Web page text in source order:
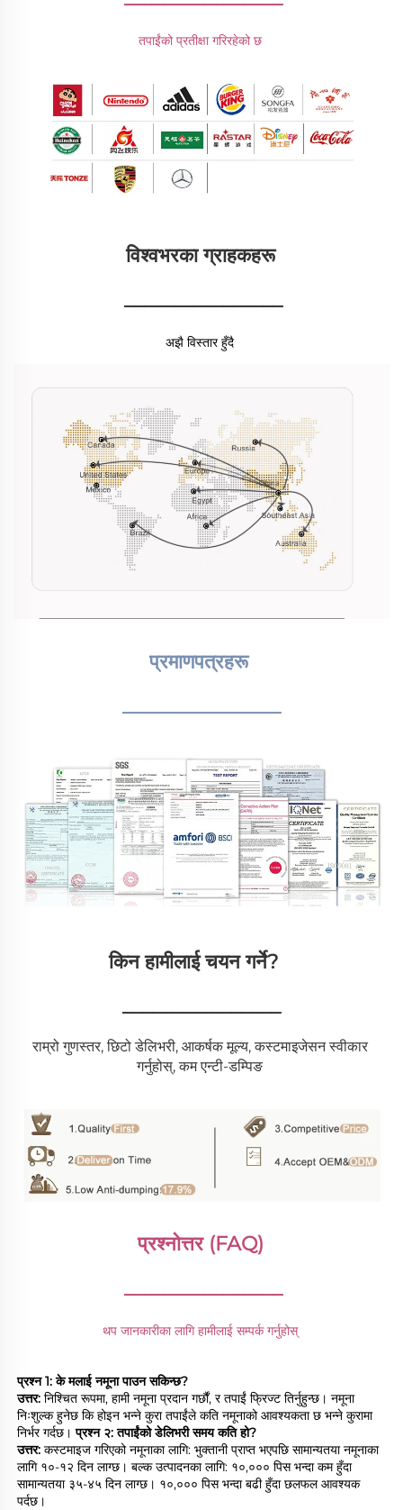
तपाईंको प्रतीक्षा गरिरहेको छ
विश्वभरका ग्राहकहरू
________________
अझै विस्तार हुँदै
प्रमाणपत्रहरू
________________
किन हामीलाई चयन गर्ने?
________________
राम्रो गुणस्तर, छिटो डेलिभरी, आकर्षक मूल्य, कस्टमाइजेसन स्वीकार
गर्नुहोस्, कम एन्टी-डम्पिङ
प्रश्नोत्तर (FAQ)
________________
थप जानकारीका लागि हामीलाई सम्पर्क गर्नुहोस्
प्रश्न 1: के मलाई नमूना पाउन सकिन्छ?
उत्तर: निश्चित रूपमा, हामी नमूना प्रदान गर्छौं, र तपाईं फ्रिज्ट तिर्नुहुन्छ। नमूना
निःशुल्क हुनेछ कि होइन भन्ने कुरा तपाईंले कति नमूनाको आवश्यकता छ भन्ने कुरामा
निर्भर गर्दछ। प्रश्न २: तपाईंको डेलिभरी समय कति हो?
उत्तर: कस्टमाइज गरिएको नमूनाका लागि: भुक्तानी प्राप्त भएपछि सामान्यतया नमूनाका
लागि १०-१२ दिन लाग्छ। बल्क उत्पादनका लागि: १०,००० पिस भन्दा कम हुँदा
सामान्यतया ३५-४५ दिन लाग्छ। १०,००० पिस भन्दा बढी हुँदा छलफल आवश्यक
पर्दछ।